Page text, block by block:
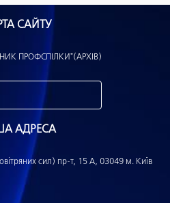
САЙТУ
ПРОФСПІЛКИ"(АРХІВ)
АДРЕСА
сил) пр-т, 15 А, 03049 м. Київ